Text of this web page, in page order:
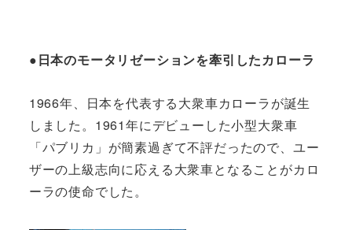
●日本のモータリゼーションを牽引したカローラ
1966年、日本を代表する大衆車カローラが誕生
しました。1961年にデビューした小型大衆車
「パブリカ」が簡素過ぎて不評だったので、ユー
ザーの上級志向に応える大衆車となることがカロ
ーラの使命でした。